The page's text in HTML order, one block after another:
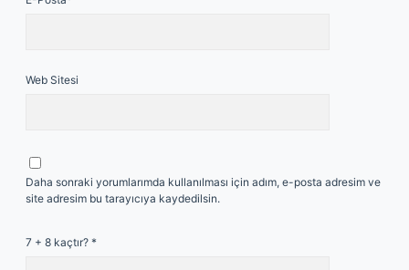
Web Sitesi
Daha sonraki yorumlarımda kullanılması için adım, e-posta adresim ve
site adresim bu tarayıcıya kaydedilsin.
7 + 8 kaçtır? *